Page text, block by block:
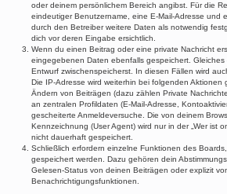
oder deinem persönlichem Bereich angibst. Für die
eindeutiger Benutzername, eine E-Mail-Adresse und
durch den Betreiber weitere Daten als notwendig
dich vor deren Eingabe ersichtlich.
Wenn du einen Beitrag oder eine private Nachricht
eingegebenen Daten ebenfalls gespeichert.
Entwurf zwischenspeicherst. In diesen Fällen wird
Die IP-Adresse wird weiterhin bei folgenden Aktionen
Ändern von Beiträgen (dazu zählen Private
an zentralen Profildaten (E-Mail-Adresse,
gescheiterte Anmeldeversuche. Die von deinem
Kennzeichnung (User Agent) wird nur in der „Wer ist
nicht dauerhaft gespeichert.
Schließlich erfordern einzelne Funktionen des
gespeichert werden. Dazu gehören dein
Gelesen-Status von deinen Beiträgen oder explizit
Benachrichtigungsfunktionen.